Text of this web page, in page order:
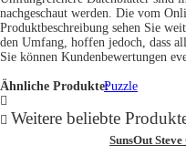
nachgeschaut werden. Die vom
Produktbeschreibung sehen Sie
den Umfang, hoffen jedoch, dass
Sie können Kundenbewertungen
Ähnliche Produkte:Puzzle
Weitere beliebte
SunsOut